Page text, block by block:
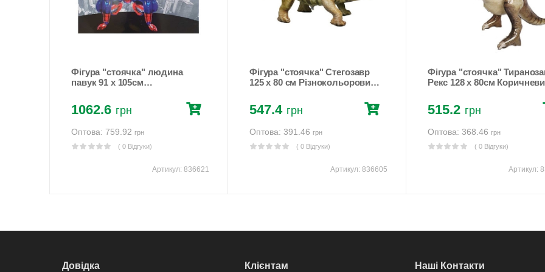
Фігура "стоячка" людина
павук 91 х 105см
(836621)
1062.6 грн
Оптова: 759.92грн
( 0 Відгуки)
Артикул: 836621
Фігура "стоячка" Стегозавр
125 х 80 см Різнокольоровий
547.4 грн
Оптова: 391.46 грн
( 0 Відгуки)
Артикул: 836605
Фігура "стоячка"
Рекс 128 х 80см
515.2 грн
Оптова: 368.46 грн
( 0 Відгуки)
Артикул:
Довідка Клієнтам Наші Контакти